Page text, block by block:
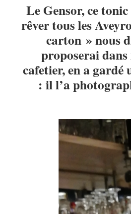
Le Gensor, ce
rêver tous les
carton » nous
proposerai
cafetier, en a gardé
: il l’a